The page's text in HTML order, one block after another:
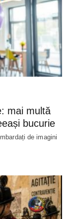
mai multă
bucurie
de imagini